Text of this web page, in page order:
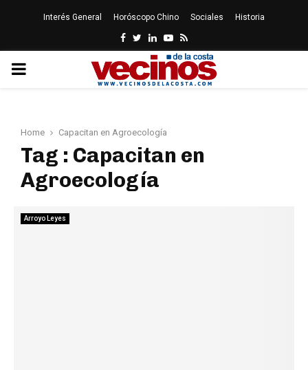
Interés General Horóscopo Chino Sociales Historia
Facebook
Twitter
LinkedinYoutube
Rss
PRIMARY
Home Capacitan en Agroecología
Tag : Capacitan en
Agroecología
Arroyo Leyes